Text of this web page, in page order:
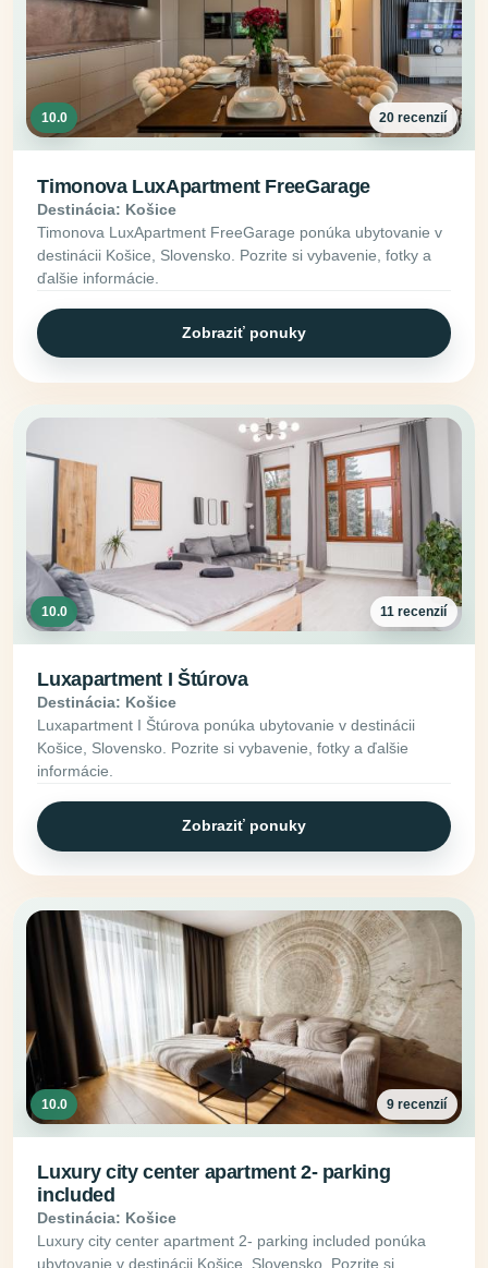
10.0 20 recenzií
Timonova LuxApartment FreeGarage
Destinácia: Košice
Timonova LuxApartment FreeGarage ponúka ubytovanie v
destinácii Košice, Slovensko. Pozrite si vybavenie, fotky a
ďalšie informácie.
Zobraziť ponuky
10.0 11 recenzií
Luxapartment I Štúrova
Destinácia: Košice
Luxapartment I Štúrova ponúka ubytovanie v destinácii
Košice, Slovensko. Pozrite si vybavenie, fotky a ďalšie
informácie.
Zobraziť ponuky
10.0 9 recenzií
Luxury city center apartment 2- parking
included
Destinácia: Košice
Luxury city center apartment 2- parking included ponúka
ubytovanie v destinácii Košice, Slovensko. Pozrite si